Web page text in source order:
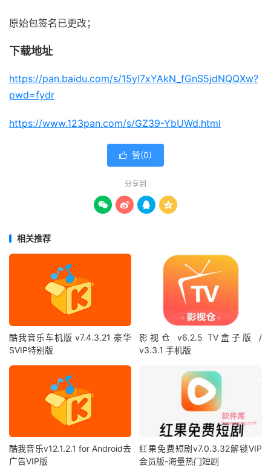
原始包签名已更改；
下载地址
https://pan.baidu.com/s/15yl7xYAkN_fGnS5jdNQQXw?
pwd=fydr
https://www.123pan.com/s/GZ39-YbUWd.html
 赞(0)
分享到
   
相关推荐
酷我音乐车机版 v7.4.3.21 豪华
SVIP特别版
影视仓 v6.2.5 TV盒子版 /
v3.3.1 手机版
酷我音乐v12.1.2.1 for Android去
广告VIP版
红果免费短剧v7.0.3.32解锁VIP
会员版-海量热门短剧